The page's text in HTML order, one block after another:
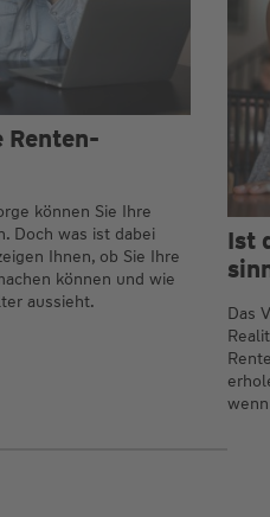
Renten­
können Sie Ihre
Doch was ist dabei
Ihnen, ob Sie Ihre
können und wie
aussieht.
Ist
Das